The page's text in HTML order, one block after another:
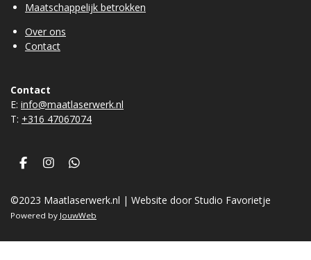
Maatschappelijk betrokken
Over ons
Contact
Contact
E: info@maatlaserwerk.nl
T: +316 47067074
F
e
b
o
k
I
t
a
g
a
W
t
s
A
p
©2023 Maatlaserwerk.nl | Website door Studio Favorietje
Powered by JouwWeb